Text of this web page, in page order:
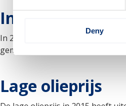
Deny
Innovatie
In 2015 investeerde de
gemiddelde in Nederland is 1,5%.
Lage olieprijs